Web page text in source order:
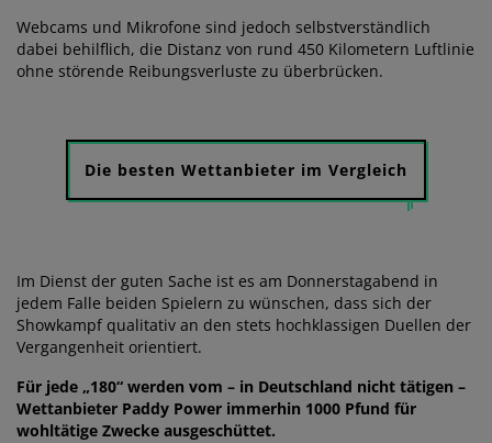
Webcams und Mikrofone sind jedoch selbstverständlich
dabei behilflich, die Distanz von rund 450 Kilometern Luftlinie
ohne störende Reibungsverluste zu überbrücken.
Die besten Wettanbieter im Vergleich
Im Dienst der guten Sache ist es am Donnerstagabend in
jedem Falle beiden Spielern zu wünschen, dass sich der
Showkampf qualitativ an den stets hochklassigen Duellen der
Vergangenheit orientiert.
Für jede „180“ werden vom – in Deutschland nicht tätigen –
Wettanbieter Paddy Power immerhin 1000 Pfund für
wohltätige Zwecke ausgeschüttet.